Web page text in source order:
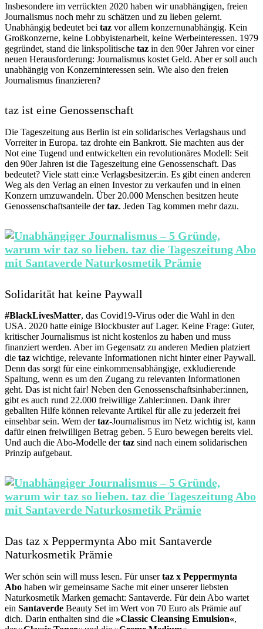
Insbesondere im verrückten 2020 haben wir unabhängigen, freien
Journalismus noch mehr zu schätzen und zu lieben gelernt.
Unabhängig bedeutet bei taz vor allem konzernunabhängig. Kein
Großkonzerne, keine Lobbyistenarbeit, keine Werbeinteressen. 1979
gegründet, stand die linkspolitische taz in den 90er Jahren vor einer
neuen Herausforderung: Journalismus kostet Geld. Aber er soll auch
unabhängig von Konzerninteressen sein. Wie also den freien
Journalismus finanzieren?
taz ist eine Genossenschaft
Die Tageszeitung aus Berlin ist ein solidarisches Verlagshaus und
Vorreiter in Europa. taz drohte ein Bankrott. Sie machten aus der
Not eine Tugend und entwickelten ein revolutionäres Modell: Seit
den 90er Jahren ist die Tageszeitung eine Genossenschaft. Das
bedeutet? Viele statt ein:e Verlagsbesitzer:in. Es gibt einen anderen
Weg als den Verlag an einen Investor zu verkaufen und in einen
Konzern umzuwandeln. Über 20.000 Menschen besitzen heute
Genossenschaftsanteile dertaz. Jeden Tag kommen mehr dazu.
Solidarität hat keine Paywall
#BlackLivesMatter, das Covid19-Virus oder die Wahl in den
USA. 2020 hatte einige Blockbuster auf Lager. Keine Frage: Guter,
kritischer Journalismus ist nicht kostenlos zu haben und muss
finanziert werden. Aber im Gegensatz zu anderen Medien platziert
die taz wichtige, relevante Informationen nicht hinter einer Paywall.
Denn das sorgt für eine einkommensabhängige, exkludierende
Spaltung, wenn es um den Zugang zu relevanten Informationen
geht. Das ist nicht fair! Neben den Genossenschaftsinhaber:innen,
gibt es auch rund 22.000 freiwillige Zahler:innen. Dank ihrer
geballten Hilfe können relevante Artikel für alle zu jederzeit frei
einsehbar sein. Wem dertaz-Journalismus im Netz wichtig ist, kann
dafür einen freiwilligen Betrag geben. 5 Euro bewegen bereits viel.
Und auch die Abo-Modelle dertaz sind nach einem solidarischen
Prinzip aufgebaut.
Das taz x Peppermynta Abo mit Santaverde
Naturkosmetik Prämie
Wer schön sein will muss lesen. Für unsertaz x Peppermynta
Abo haben wir gemeinsame Sache mit einer unserer liebsten
Naturkosmetik Marken gemacht: Santaverde. Für dein Abo wartet
ein Santaverde Beauty Set im Wert von 70 Euro als Prämie auf
dich. Darin enthalten sind die »Classic Cleansing Emulsion«,